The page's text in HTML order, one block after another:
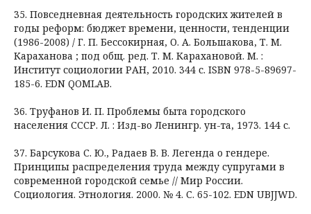
35. Повседневная деятельность городских жителей в
годы реформ: бюджет времени, ценности, тенденции
(1986-2008) / Г. П. Бессокирная, О. А. Большакова, Т. М.
Караханова ; под общ. ред. Т. М. Карахановой. М. :
Институт социологии РАН, 2010. 344 с. ISBN 978-5-89697-
185-6. EDN QOMLAB.
36. Труфанов И. П. Проблемы быта городского
населения СССР. Л. : Изд-во Ленингр. ун-та, 1973. 144 с.
37. Барсукова С. Ю., Радаев В. В. Легенда о гендере.
Принципы распределения труда между супругами в
современной городской семье // Мир России.
Социология. Этнология. 2000. № 4. С. 65-102. EDN UBJJWD.